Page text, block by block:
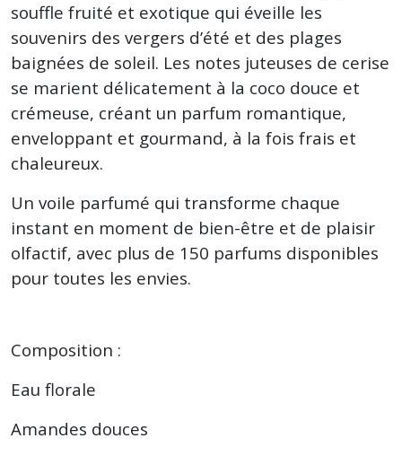
souffle fruité et exotique qui éveille les
souvenirs des vergers d’été et des plages
baignées de soleil. Les notes juteuses de cerise
se marient délicatement à la coco douce et
crémeuse, créant un parfum romantique,
enveloppant et gourmand, à la fois frais et
chaleureux.
Un voile parfumé qui transforme chaque
instant en moment de bien-être et de plaisir
olfactif, avec plus de 150 parfums disponibles
pour toutes les envies.
Composition :
Eau florale
Amandes douces